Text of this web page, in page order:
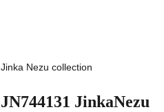
Jinka Nezu collection
JN744131 JinkaNezu